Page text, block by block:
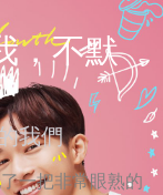
，不默
我們
一把非常眼熟的